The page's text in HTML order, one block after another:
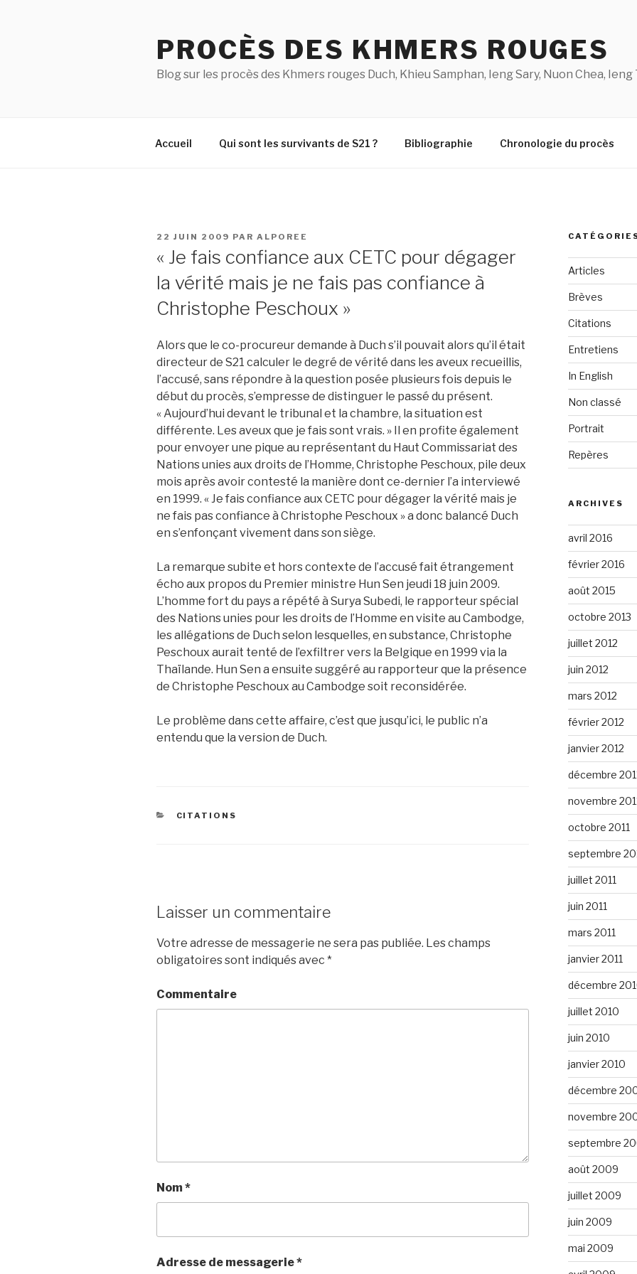
PROCÈS DES KHMERS ROUGES
Blog sur les procès des Khmers rouges Duch, Khieu Samphan, Ieng Sary, Nuon Chea,
Accueil Qui sont les survivants de S21 ? Bibliographie Chronologie du procès
PUBLIÉ
22 JUIN 2009 PAR ALPOREE
« Je fais confiance aux CETC pour dégager
la vérité mais je ne fais pas confiance à
Christophe Peschoux »
Alors que le co-procureur demande à Duch s’il pouvait alors qu’il était
directeur de S21 calculer le degré de vérité dans les aveux recueillis,
l’accusé, sans répondre à la question posée plusieurs fois depuis le
début du procès, s’empresse de distinguer le passé du présent.
« Aujourd’hui devant le tribunal et la chambre, la situation est
différente. Les aveux que je fais sont vrais. » Il en profite également
pour envoyer une pique au représentant du Haut Commissariat des
Nations unies aux droits de l’Homme, Christophe Peschoux, pile deux
mois après avoir contesté la manière dont ce-dernier l’a interviewé
en 1999. « Je fais confiance aux CETC pour dégager la vérité mais je
ne fais pas confiance à Christophe Peschoux » a donc balancé Duch
en s’enfonçant vivement dans son siège.
La remarque subite et hors contexte de l’accusé fait étrangement
écho aux propos du Premier ministre Hun Sen jeudi 18 juin 2009.
L’homme fort du pays a répété à Surya Subedi, le rapporteur spécial
des Nations unies pour les droits de l’Homme en visite au Cambodge,
les allégations de Duch selon lesquelles, en substance, Christophe
Peschoux aurait tenté de l’exfiltrer vers la Belgique en 1999 via la
Thaïlande. Hun Sen a ensuite suggéré au rapporteur que la présence
de Christophe Peschoux au Cambodge soit reconsidérée.
Le problème dans cette affaire, c’est que jusqu’ici, le public n’a
entendu que la version de Duch.
CATÉGORIES
CITATIONS
Laisser un commentaire
Votre adresse de messagerie ne sera pas publiée. Les champs
obligatoires sont indiqués avec *
Commentaire
Nom*
Adresse de messagerie*
Articles
Brèves
Citations
Entretiens
In English
Non classé
Portrait
Repères
ARCHIVES
avril 2016
février 2016
août 2015
octobre 2013
juillet 2012
juin 2012
mars 2012
février 2012
janvier 2012
décembre
novembre
octobre 2011
septembre
juillet 2011
juin 2011
mars 2011
janvier 2011
décembre
juillet 2010
juin 2010
janvier 2010
décembre
novembre
septembre
août 2009
juillet 2009
juin 2009
mai 2009